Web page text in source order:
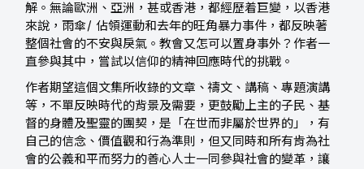
解。無論歐洲、亞洲，甚或香港，都經歷着巨變，以香港
來說，雨傘/ 佔領運動和去年的旺角暴力事件，都反映著
整個社會的不安與戾氣。教會又怎可以置身事外？作者一
直參與其中，嘗試以信仰的精神回應時代的挑戰。
作者期望這個文集所收錄的文章、禱文、講稿、專題演講
等，不單反映時代的背景及需要，更鼓勵上主的子民、基
督的身體及聖靈的團契，是「在世而非屬於世界的」，有
自己的信念、價值觀和行為準則，但又同時和所有肯為社
會的公義和平而努力的善心人士一同參與社會的變革，讓